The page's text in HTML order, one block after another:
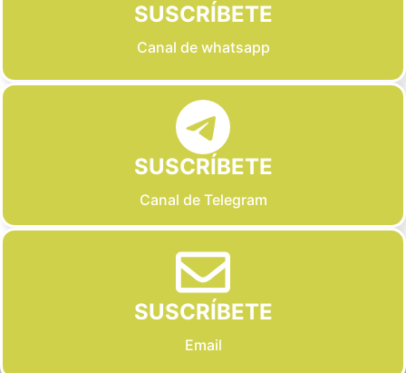
SUSCRÍBETE
Canal de whatsapp
SUSCRÍBETE
Canal de Telegram
SUSCRÍBETE
Email